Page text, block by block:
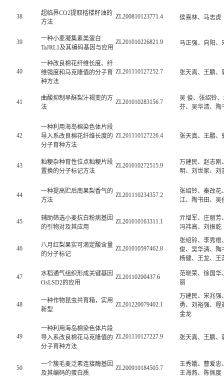
38
超临界CO2提取栝楼籽油的
方法
ZL200810123771.4 侯喜林、马志虎
39
一种小麦凝集素类蛋白
TaJRL1及其编码基因与应用
ZL201010226821.9 马正强、向阳、
40
一种改良棉花纤维长度、纤
维强度和马克隆值的分子育
种方法
ZL201110127252.7 张天真、王鹏、
41
曲酸抑制早酥梨汁褐变的方
法
ZL201010283156.7
吴 俊、张绍铃
芬、吴华清、陶
42
一种利用海岛棉染色体片段
导入系改良棉花纤维长度的
分子育种方法
ZL201110127226.4 张天真、王鹏、
43
籼粳杂种育性位点籼粳片段
置换的分子标记方法
ZL201010272515.9
万建民、赵志刚
明、刘世家、刘
44
一种提高贮后南果梨香气的
方法
ZL201110234357.2
张绍铃、秦改花
江、陶书田、吴
45
辅助筛选小麦抗白粉病基因
的引物对及其应用
ZL201010163311.1
亓增军、庄丽芳
冯祎高、刘振乾
46
八月红梨果实可滴定酸含量
的分子标记
ZL201010597462.8
张绍铃、李秀根
俊、吴华清、陶
杨健、王龙、王
47
水稻通气组织形成关键基因
OsLSD2的应用
ZL20110200437.6
范晓荣、徐国华
丽
48
一种作物昆虫共育箱，实用
新型
ZL201220079402.1
万建民、宋兆强
勇、刘裕强、程
金龙
49
一种利用海岛棉染色体片段
导入系改良棉花马克隆值的
分子育种方法
ZL201110127227.9 张天真、王鹏、
50
一个簇毛麦泛素连接酶基因
及其编码的蛋白质.
ZL200910184505.7
王秀娥、曹爱忠
王海燕、陈佩度